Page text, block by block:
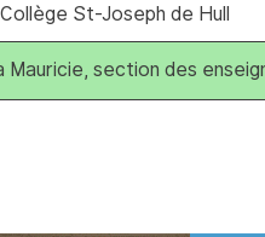
St-Joseph de Hull
Mauricie, section des